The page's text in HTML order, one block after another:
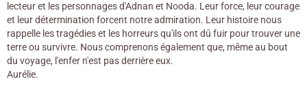
lecteur et les personnages d'Adnan et Nooda. Leur force, leur courage
et leur détermination forcent notre admiration. Leur histoire nous
rappelle les tragédies et les horreurs qu'ils ont dû fuir pour trouver une
terre ou survivre. Nous comprenons également que, même au bout
du voyage, l'enfer n'est pas derrière eux.
Aurélie.